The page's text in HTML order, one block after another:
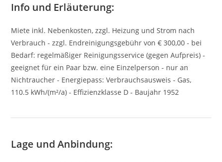
Info und Erläuterung:
Miete inkl. Nebenkosten, zzgl. Heizung und Strom nach
Verbrauch - zzgl. Endreinigungsgebühr von € 300,00 - bei
Bedarf: regelmäßiger Reinigungsservice (gegen Aufpreis) -
geeignet für ein Paar bzw. eine Einzelperson - nur an
Nichtraucher - Energiepass: Verbrauchsausweis - Gas,
110.5 kWh/(m²/a) - Effizienzklasse D - Baujahr 1952
Lage und Anbindung: